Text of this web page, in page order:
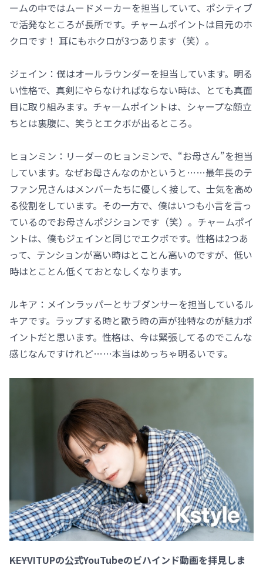
ームの中ではムードメーカーを担当していて、ポシティブ
で活発なところが長所です。チャームポイントは目元のホ
クロです！ 耳にもホクロが3つあります（笑）。
ジェイン：僕はオールラウンダーを担当しています。明る
い性格で、真剣にやらなければならない時は、とても真面
目に取り組みます。チャ―ムポイントは、シャープな顔立
ちとは裏腹に、笑うとエクボが出るところ。
ヒョンミン：リーダーのヒョンミンで、“お母さん”を担当
しています。なぜお母さんなのかというと……最年長のテ
ファン兄さんはメンバーたちに優しく接して、士気を高め
る役割をしています。その一方で、僕はいつも小言を言っ
ているのでお母さんポジションです（笑）。チャームポイ
ントは、僕もジェインと同じでエクボです。性格は2つあ
って、テンションが高い時はとことん高いのですが、低い
時はとことん低くておとなしくなります。
ルキア：メインラッパーとサブダンサーを担当しているル
キアです。ラップする時と歌う時の声が独特なのが魅力ポ
イントだと思います。性格は、今は緊張してるのでこんな
感じなんですけれど……本当はめっちゃ明るいです。
――KEYVITUPの公式YouTubeのビハインド動画を拝見しま